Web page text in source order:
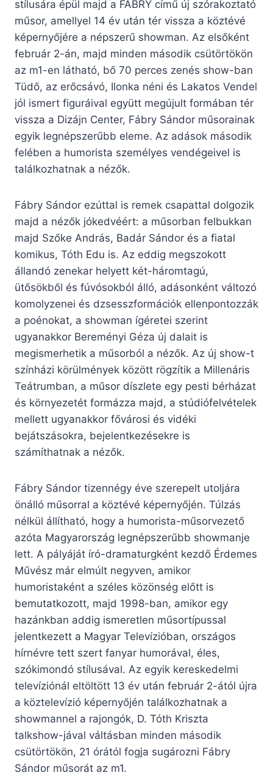
stílusára épül majd a FÁBRY című új szórakoztató
műsor, amellyel 14 év után tér vissza a köztévé
képernyőjére a népszerű showman. Az elsőként
február 2-án, majd minden második csütörtökön
az m1-en látható, bő 70 perces zenés show-ban
Tüdő, az erőcsávó, Ilonka néni és Lakatos Vendel
jól ismert figuráival együtt megújult formában tér
vissza a Dizájn Center, Fábry Sándor műsorainak
egyik legnépszerűbb eleme. Az adások második
felében a humorista személyes vendégeivel is
találkozhatnak a nézők.
Fábry Sándor ezúttal is remek csapattal dolgozik
majd a nézők jókedvéért: a műsorban felbukkan
majd Szőke András, Badár Sándor és a fiatal
komikus, Tóth Edu is. Az eddig megszokott
állandó zenekar helyett két-háromtagú,
ütősökből és fúvósokból álló, adásonként változó
komolyzenei és dzsesszformációk ellenpontozzák
a poénokat, a showman ígéretei szerint
ugyanakkor Bereményi Géza új dalait is
megismerhetik a műsorból a nézők. Az új show-t
színházi körülmények között rögzítik a Millenáris
Teátrumban, a műsor díszlete egy pesti bérházat
és környezetét formázza majd, a stúdiófelvételek
mellett ugyanakkor fővárosi és vidéki
bejátszásokra, bejelentkezésekre is
számíthatnak a nézők.
Fábry Sándor tizennégy éve szerepelt utoljára
önálló műsorral a köztévé képernyőjén. Túlzás
nélkül állítható, hogy a humorista-műsorvezető
azóta Magyarország legnépszerűbb showmanje
lett. A pályáját író-dramaturgként kezdő Érdemes
Művész már elmúlt negyven, amikor
humoristaként a széles közönség előtt is
bemutatkozott, majd 1998-ban, amikor egy
hazánkban addig ismeretlen műsortípussal
jelentkezett a Magyar Televízióban, országos
hírnévre tett szert fanyar humorával, éles,
szókimondó stílusával. Az egyik kereskedelmi
televíziónál eltöltött 13 év után február 2-ától újra
a köztelevízió képernyőjén találkozhatnak a
showmannel a rajongók, D. Tóth Kriszta
talkshow-jával váltásban minden második
csütörtökön, 21 órától fogja sugározni Fábry
Sándor műsorát az m1.